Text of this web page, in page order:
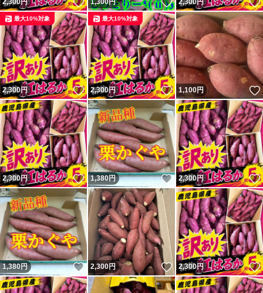
2,300円 いいね！
1,300円 いいね！
2,300円
2,300円 いいね！
最大10%対象
2,300円 いいね！
最大10%対象
1,100円
2,300円 いいね！
1,380円 いいね！
2,300円
1,380円 いいね！
2,300円 いいね！
2,300円